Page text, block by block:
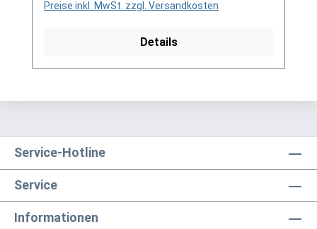
eines nicht mehr produzierten DDR-
modernen Systemen nicht kompatibel ist. Bei
Dachrinnen, sind auf Anfrage erhältlich.
an verkauf@mehag-mhl.de.
Preise inkl. MwSt. zzgl. Versandkosten
Details
Service-Hotline
Service
Informationen